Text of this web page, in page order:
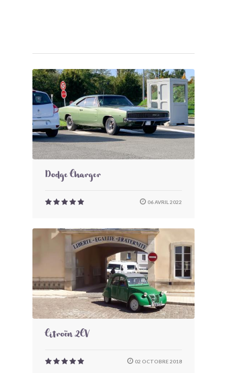
Dodge Charger
06 AVRIL 2022
Citroën 2CV
02 OCTOBRE 2018